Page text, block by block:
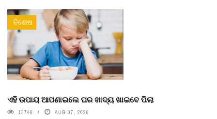
ବିଶେଷ
ଏହି ଉପାୟ ଆପଣାଇଲେ ଘର ଖାଦ୍ୟ ଖାଇବେ ପିଲା
13746 AUG 07, 2026